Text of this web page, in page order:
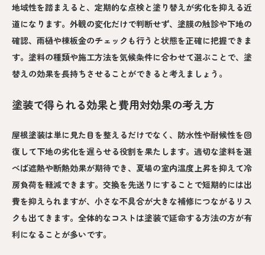
地域性を踏まえると、定期的な点検と塗り替えが劣化を抑える近
道になります。外観の変化だけで判断せず、塗膜の触診や下地の
確認、雨樋や棟板金のチェックも行うと状態を正確に把握できま
す。塗料の種類や施工方法を気候条件に合わせて選ぶことで、塗
替えの効果を長持ちさせることができると考えましょう。
塗装で得られる効果と費用対効果の考え方
屋根塗装は単に見た目を整えるだけでなく、防水性や耐候性を回
復して下地の劣化を遅らせる役割を果たします。適切な塗料を選
べば遮熱や断熱効果が期待でき、夏場の室内温度上昇を抑えて冷
房負荷を軽減できます。交換を先送りにすることで短期的には出
費を抑えられますが、小さな不具合が大きな補修につながるリス
クも出てきます。全体的なコストは塗装で延命する方法の方が有
利になることが多いです。